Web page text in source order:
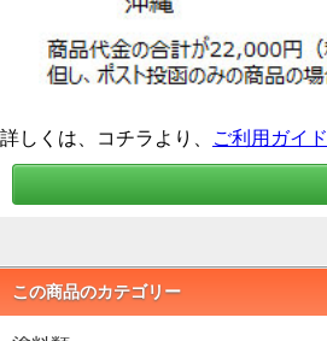
詳しくは、コチラより、 ご利用ガイド
この商品のカテゴリー